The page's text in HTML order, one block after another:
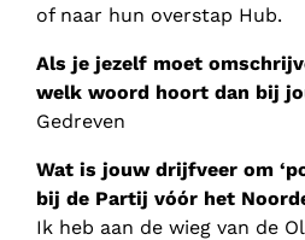
of naar hun overstap Hub.
Als je jezelf moet
welk woord hoort dan bij
Gedreven
Wat is jouw drijfveer om
bij de Partij vóór het
Ik heb aan de wieg van de